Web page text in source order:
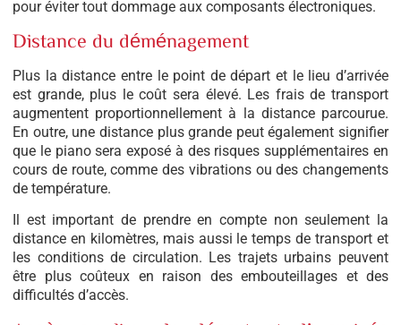
pour éviter tout dommage aux composants électroniques.
Distance du déménagement
Plus la distance entre le point de départ et le lieu d’arrivée
est grande, plus le coût sera élevé. Les frais de transport
augmentent proportionnellement à la distance parcourue.
En outre, une distance plus grande peut également signifier
que le piano sera exposé à des risques supplémentaires en
cours de route, comme des vibrations ou des changements
de température.
Il est important de prendre en compte non seulement la
distance en kilomètres, mais aussi le temps de transport et
les conditions de circulation. Les trajets urbains peuvent
être plus coûteux en raison des embouteillages et des
difficultés d’accès.